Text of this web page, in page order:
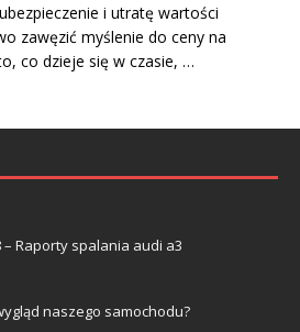
i utratę wartości
zawęzić myślenie do ceny na
co dzieje się w czasie, …
– Raporty spalania audi a3
naszego samochodu?